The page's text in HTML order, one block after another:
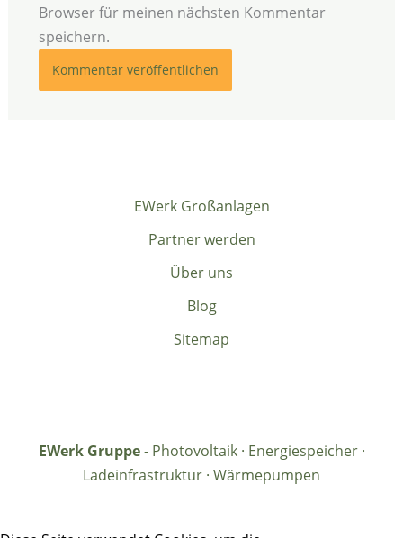
Browser für meinen nächsten Kommentar
speichern.
EWerk Großanlagen
Partner werden
Über uns
Blog
Sitemap
EWerk Gruppe- Photovoltaik · Energiespeicher ·
Ladeinfrastruktur · Wärmepumpen